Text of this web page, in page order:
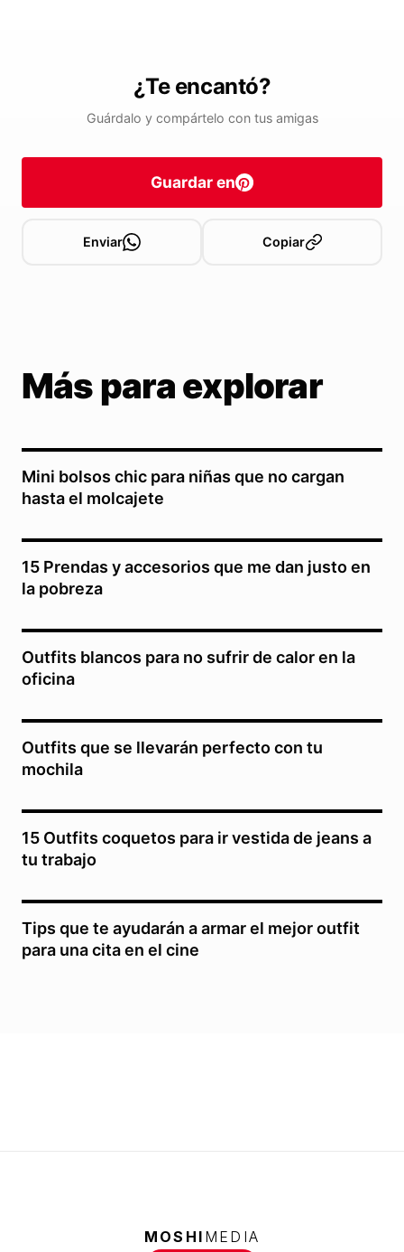
¿Te encantó?
Guárdalo y compártelo con tus amigas
Guardar en
Enviar Copiar
Más para explorar
Mini bolsos chic para niñas que no cargan
hasta el molcajete
15 Prendas y accesorios que me dan justo en
la pobreza
Outfits blancos para no sufrir de calor en la
oficina
Outfits que se llevarán perfecto con tu
mochila
15 Outfits coquetos para ir vestida de jeans a
tu trabajo
Tips que te ayudarán a armar el mejor outfit
para una cita en el cine
MOSHI MEDIA